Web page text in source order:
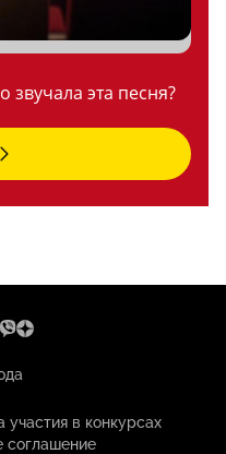
звучала эта песня?
участия в конкурсах
соглашение